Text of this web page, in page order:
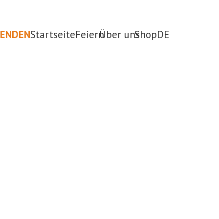
StartseiteFeiernÜber unsShopDE